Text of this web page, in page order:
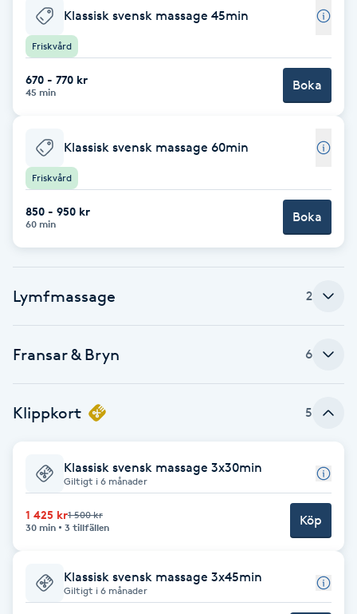
Babylights
Balayage
Bambumassage
Barnklippning
BIAB
Blowout
Brynformning
Brynplockning
Bröllopsuppsättning
C
Celluliter
Klassisk svensk massage 45min
Friskvård
670 - 770 kr
45 min Boka
Klassisk svensk massage 60min
Friskvård
850 - 950 kr
60 min Boka
Lymfmassage 2
Fransar & Bryn 6
Klippkort 5
Klassisk svensk massage 3x30min
Giltigt i 6 månader
1 425 kr1 500 kr
30 min
3 tillfällen Köp
Klassisk svensk massage 3x45min
Giltigt i 6 månader